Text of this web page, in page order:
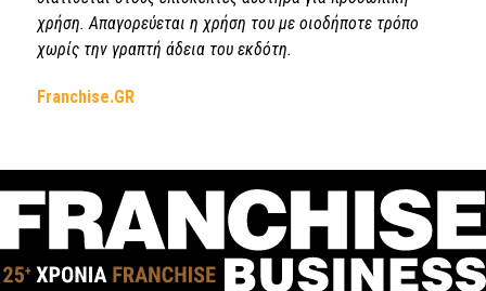
χρήση. Απαγορεύεται η χρήση του με οιοδήποτε τρόπο
χωρίς την γραπτή άδεια του εκδότη.
Franchise.GR